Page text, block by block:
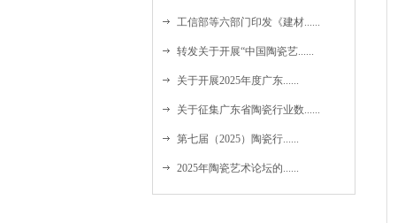
工信部等六部门印发《建材......
转发关于开展“中国陶瓷艺......
关于开展2025年度广东......
关于征集广东省陶瓷行业数......
第七届（2025）陶瓷行......
2025年陶瓷艺术论坛的......